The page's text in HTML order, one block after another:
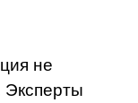
не
Эксперты